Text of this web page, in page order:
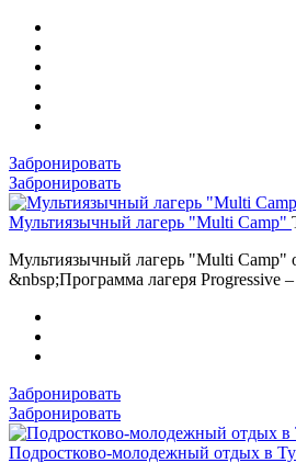
Забронировать
Забронировать
Мультиязычный лагерь "Multi Camp"
Мультиязычный лагерь "Multi Camp"
&nbsp;Программа лагеря Progressive
Забронировать
Забронировать
Подростково-молодежный отдых в